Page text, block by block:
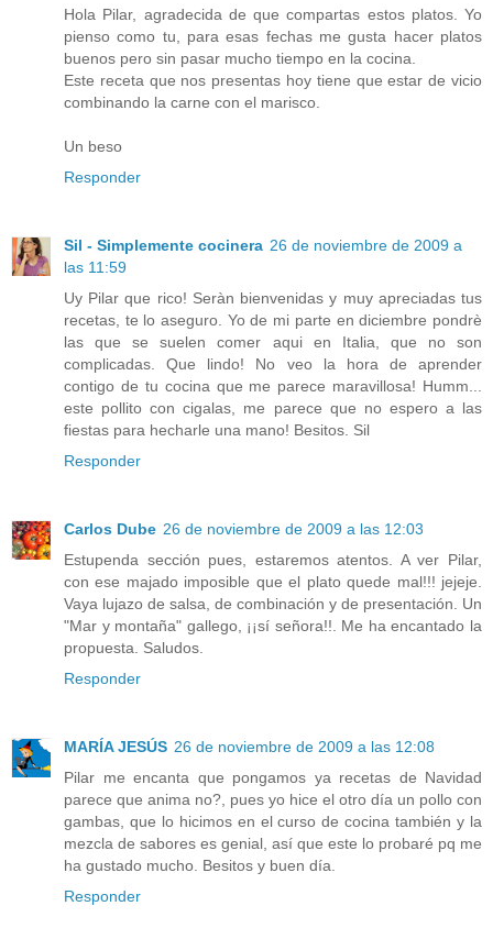
Hola Pilar, agradecida de que compartas estos platos. Yo
pienso como tu, para esas fechas me gusta hacer platos
buenos pero sin pasar mucho tiempo en la cocina.
Este receta que nos presentas hoy tiene que estar de vicio
combinando la carne con el marisco.
Un beso
Responder
Sil - Simplemente cocinera 26 de noviembre de 2009 a
las 11:59
Uy Pilar que rico! Seràn bienvenidas y muy apreciadas tus
recetas, te lo aseguro. Yo de mi parte en diciembre pondrè
las que se suelen comer aqui en Italia, que no son
complicadas. Que lindo! No veo la hora de aprender
contigo de tu cocina que me parece maravillosa! Humm...
este pollito con cigalas, me parece que no espero a las
fiestas para hecharle una mano! Besitos. Sil
Responder
Carlos Dube 26 de noviembre de 2009 a las 12:03
Estupenda sección pues, estaremos atentos. A ver Pilar,
con ese majado imposible que el plato quede mal!!! jejeje.
Vaya lujazo de salsa, de combinación y de presentación. Un
"Mar y montaña" gallego, ¡¡sí señora!!. Me ha encantado la
propuesta. Saludos.
Responder
MARÍA JESÚS 26 de noviembre de 2009 a las 12:08
Pilar me encanta que pongamos ya recetas de Navidad
parece que anima no?, pues yo hice el otro día un pollo con
gambas, que lo hicimos en el curso de cocina también y la
mezcla de sabores es genial, así que este lo probaré pq me
ha gustado mucho. Besitos y buen día.
Responder